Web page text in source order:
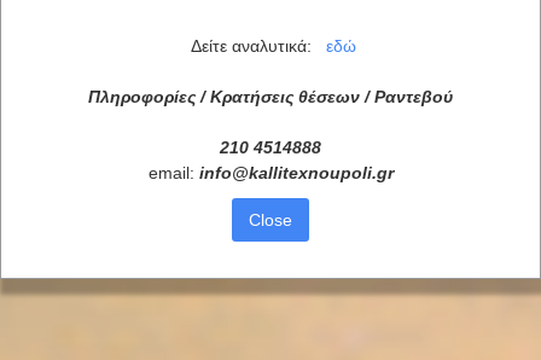
Δείτε αναλυτικά: εδώ
Πληροφορίες / Κρατήσεις θέσεων / Ραντεβού
210 4514888
email: info@kallitexnoupoli.gr
Close